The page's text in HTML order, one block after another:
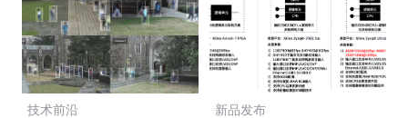
技术前沿 新品发布